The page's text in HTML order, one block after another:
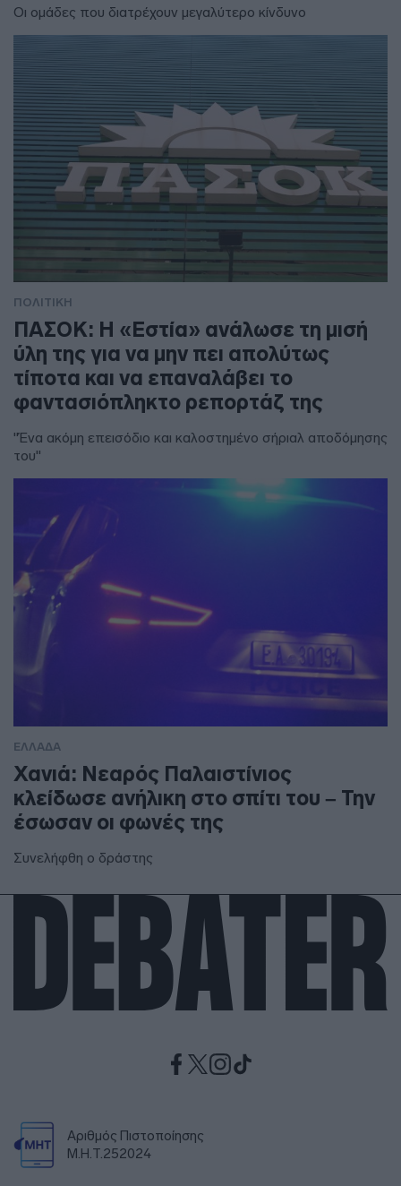
Οι ομάδες που διατρέχουν μεγαλύτερο κίνδυνο
ΠΟΛΙΤΙΚΗ
ΠΑΣΟΚ: Η «Εστία» ανάλωσε τη μισή
ύλη της για να μην πει απολύτως
τίποτα και να επαναλάβει το
φαντασιόπληκτο ρεπορτάζ της
"Ένα ακόμη επεισόδιο και καλοστημένο σήριαλ αποδόμησης
του"
ΕΛΛΑΔΑ
Χανιά: Νεαρός Παλαιστίνιος
κλείδωσε ανήλικη στο σπίτι του – Την
έσωσαν οι φωνές της
Συνελήφθη ο δράστης
Αριθμός Πιστοποίησης
Μ.Η.Τ.252024